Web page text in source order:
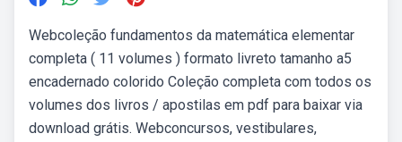
Webcoleção fundamentos da matemática elementar
completa ( 11 volumes ) formato livreto tamanho a5
encadernado colorido Coleção completa com todos os
volumes dos livros / apostilas em pdf para baixar via
download grátis. Webconcursos, vestibulares,